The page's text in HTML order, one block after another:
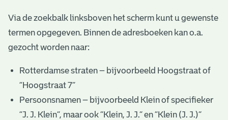
Via de zoekbalk linksboven het scherm kunt u gewenste
termen opgegeven. Binnen de adresboeken kan o.a.
gezocht worden naar:
Rotterdamse straten – bijvoorbeeld Hoogstraat of
“Hoogstraat 7”
Persoonsnamen – bijvoorbeeld Klein of specifieker
“J. J. Klein”, maar ook ”Klein, J. J.” en “Klein (J. J.)”